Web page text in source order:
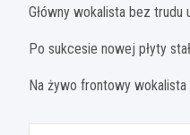
Główny wokalista bez
Po sukcesie nowej płyty
Na żywo frontowy